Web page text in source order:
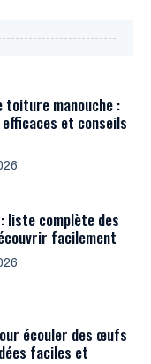
toiture manouche :
et conseils
liste complète des
facilement
écouler des œufs
faciles et